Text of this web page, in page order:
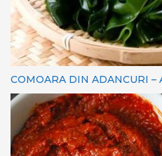
COMOARA DIN ADANCURI –